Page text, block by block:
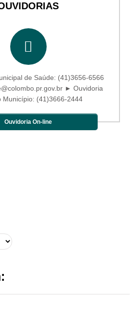
de Saúde: (41)3656-6566
► Ouvidoria
Município: (41)3666-2444
Ouvidoria On-line